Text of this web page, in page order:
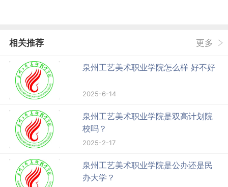
相关推荐 更多
泉州工艺美术职业学院怎么样 好不好
2025-6-14
泉州工艺美术职业学院是双高计划院
校吗？
2025-2-17
泉州工艺美术职业学院是公办还是民
办大学？